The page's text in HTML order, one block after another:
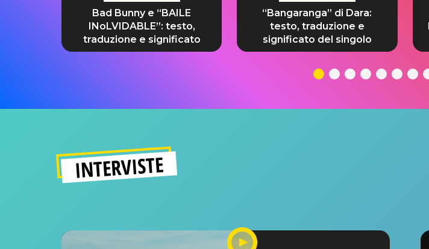
Bad Bunny e “BAILE
INoLVIDABLE”: testo,
traduzione e significato
“Bangaranga” di Dara:
testo, traduzione e
significato del singolo
INTERVISTE